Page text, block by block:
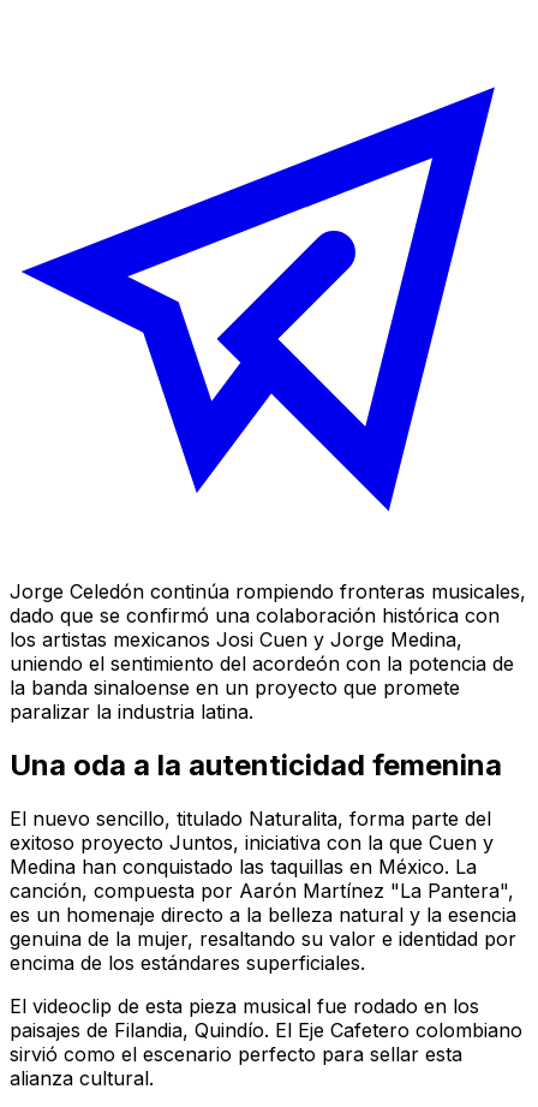
Jorge Celedón continúa rompiendo fronteras musicales,
dado que se confirmó una colaboración histórica con
los artistas mexicanos Josi Cuen y Jorge Medina,
uniendo el sentimiento del acordeón con la potencia de
la banda sinaloense en un proyecto que promete
paralizar la industria latina.
Una oda a la autenticidad femenina
El nuevo sencillo, titulado Naturalita, forma parte del
exitoso proyecto Juntos, iniciativa con la que Cuen y
Medina han conquistado las taquillas en México. La
canción, compuesta por Aarón Martínez "La Pantera",
es un homenaje directo a la belleza natural y la esencia
genuina de la mujer, resaltando su valor e identidad por
encima de los estándares superficiales.
El videoclip de esta pieza musical fue rodado en los
paisajes de Filandia, Quindío. El Eje Cafetero colombiano
sirvió como el escenario perfecto para sellar esta
alianza cultural.